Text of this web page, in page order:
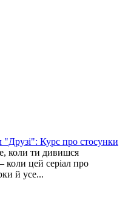
"Друзі": Курс про стосунки
коли ти дивишся
цей серіал про
й усе...